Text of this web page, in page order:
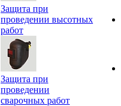
Защита при
проведении высотных
работ
Защита при
проведении
сварочных работ